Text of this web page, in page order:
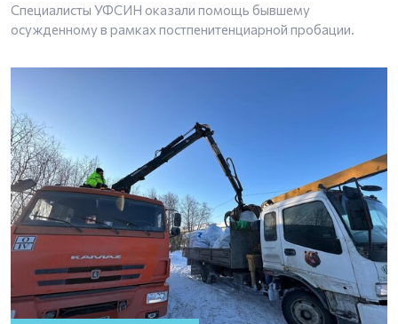
Специалисты УФСИН оказали помощь бывшему
осужденному в рамках постпенитенциарной пробации.